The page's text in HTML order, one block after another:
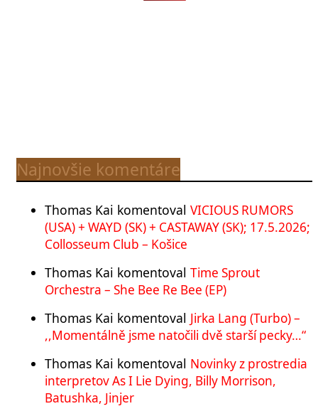
Najnovšie komentáre
Thomas Kai komentoval VICIOUS RUMORS
(USA) + WAYD (SK) + CASTAWAY (SK); 17.5.2026;
Collosseum Club – Košice
Thomas Kai komentoval Time Sprout
Orchestra – She Bee Re Bee (EP)
Thomas Kai komentoval Jirka Lang (Turbo) –
,,Momentálně jsme natočili dvě starší pecky…“
Thomas Kai komentoval Novinky z prostredia
interpretov As I Lie Dying, Billy Morrison,
Batushka, Jinjer